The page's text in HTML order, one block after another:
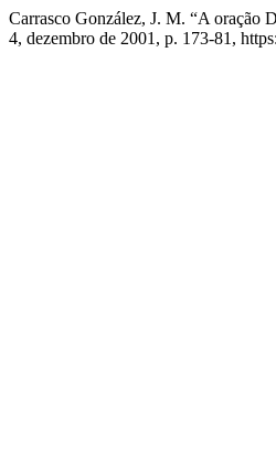
Carrasco González, J. M. “A oração
4, dezembro de 2001, p. 173-81,